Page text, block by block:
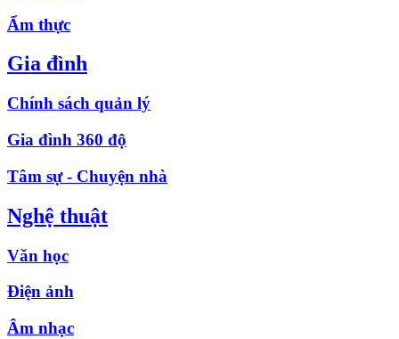
Ẩm thực
Gia đình
Chính sách quản lý
Gia đình 360 độ
Tâm sự - Chuyện nhà
Nghệ thuật
Văn học
Điện ảnh
Âm nhạc